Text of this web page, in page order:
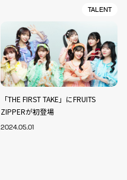
TALENT
「THE FIRST TAKE」にFRUITS
ZIPPERが初登場
2024.05.01